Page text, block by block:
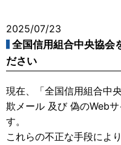
2025/07/23
全国信用組合中央協会
ださい
現在、「全国信用組合中
欺メール 及び 偽のWeb
す。
これらの不正な手段によ